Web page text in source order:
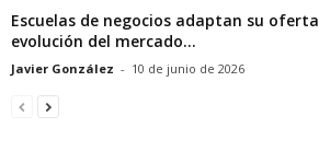
Escuelas de negocios adaptan su
evolución del mercado...
Javier González - 10 de junio de 2026